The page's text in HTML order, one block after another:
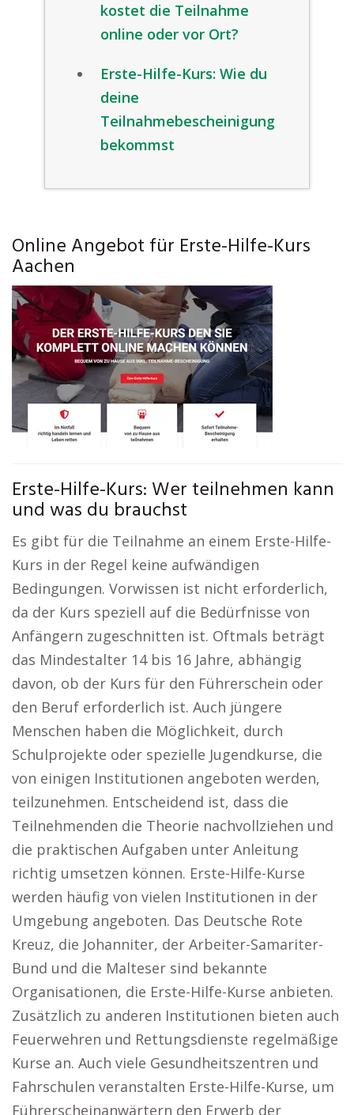
kostet die Teilnahme
online oder vor Ort?
Erste-Hilfe-Kurs: Wie du
deine
Teilnahmebescheinigung
bekommst
Online Angebot für Erste-Hilfe-Kurs
Aachen
Erste-Hilfe-Kurs: Wer teilnehmen kann
und was du brauchst
Es gibt für die Teilnahme an einem Erste-Hilfe-
Kurs in der Regel keine aufwändigen
Bedingungen. Vorwissen ist nicht erforderlich,
da der Kurs speziell auf die Bedürfnisse von
Anfängern zugeschnitten ist. Oftmals beträgt
das Mindestalter 14 bis 16 Jahre, abhängig
davon, ob der Kurs für den Führerschein oder
den Beruf erforderlich ist. Auch jüngere
Menschen haben die Möglichkeit, durch
Schulprojekte oder spezielle Jugendkurse, die
von einigen Institutionen angeboten werden,
teilzunehmen. Entscheidend ist, dass die
Teilnehmenden die Theorie nachvollziehen und
die praktischen Aufgaben unter Anleitung
richtig umsetzen können. Erste-Hilfe-Kurse
werden häufig von vielen Institutionen in der
Umgebung angeboten. Das Deutsche Rote
Kreuz, die Johanniter, der Arbeiter-Samariter-
Bund und die Malteser sind bekannte
Organisationen, die Erste-Hilfe-Kurse anbieten.
Zusätzlich zu anderen Institutionen bieten auch
Feuerwehren und Rettungsdienste regelmäßige
Kurse an. Auch viele Gesundheitszentren und
Fahrschulen veranstalten Erste-Hilfe-Kurse, um
Führerscheinanwärtern den Erwerb der